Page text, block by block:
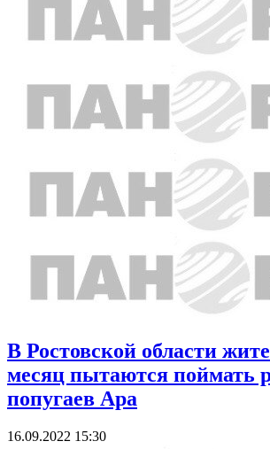
В Ростовской области
месяц пытаются поймать
попугаев Ара
16.09.2022 15:30